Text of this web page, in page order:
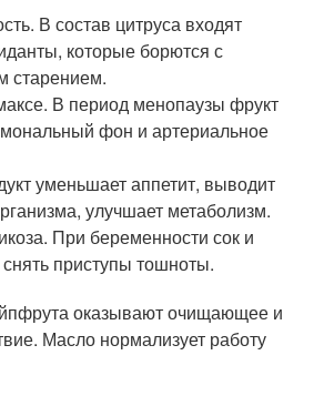
В состав цитруса входят
которые борются с
старением.
В период менопаузы фрукт
фон и артериальное
уменьшает аппетит, выводит
улучшает метаболизм.
При беременности сок и
приступы тошноты.
оказывают очищающее и
Масло нормализует работу